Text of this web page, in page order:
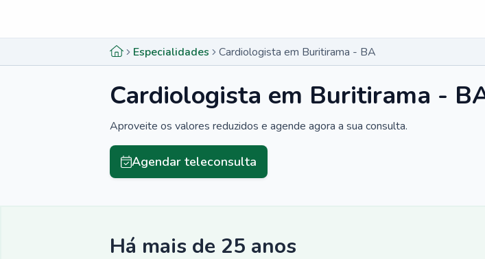
Especialidades Cardiologista em Buritirama - BA
Cardiologista em Buritirama -
Aproveite os valores reduzidos e agende agora a sua consulta.
Agendar teleconsulta
Há mais de 25 anos